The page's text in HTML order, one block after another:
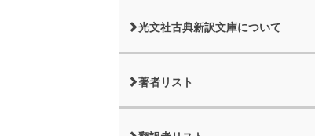
光文社古典新訳文庫について
著者リスト